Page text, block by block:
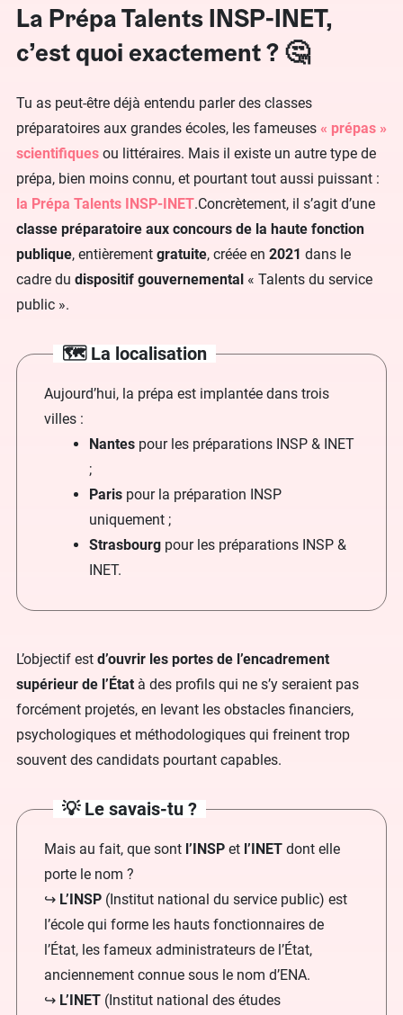
La Prépa Talents INSP-INET,
c’est quoi exactement ? 🤔
Tu as peut-être déjà entendu parler des classes
préparatoires aux grandes écoles, les fameuses « prépas »
scientifiques ou littéraires. Mais il existe un autre type de
prépa, bien moins connu, et pourtant tout aussi puissant :
la Prépa Talents INSP-INET.Concrètement, il s’agit d’une
classe préparatoire aux concours de la haute fonction
publique, entièrement gratuite, créée en 2021 dans le
cadre du dispositif gouvernemental « Talents du service
public ».
🗺️ La localisation
Aujourd’hui, la prépa est implantée dans trois
villes :
Nantes pour les préparations INSP & INET
;
Paris pour la préparation INSP
uniquement ;
Strasbourg pour les préparations INSP &
INET.
L’objectif est d’ouvrir les portes de l’encadrement
supérieur de l’État à des profils qui ne s’y seraient pas
forcément projetés, en levant les obstacles financiers,
psychologiques et méthodologiques qui freinent trop
souvent des candidats pourtant capables.
💡 Le savais-tu ?
Mais au fait, que sont l’INSP et l’INET dont elle
porte le nom ?
↪️ L’INSP (Institut national du service public) est
l’école qui forme les hauts fonctionnaires de
l’État, les fameux administrateurs de l’État,
anciennement connue sous le nom d’ENA.
↪️ L’INET (Institut national des études